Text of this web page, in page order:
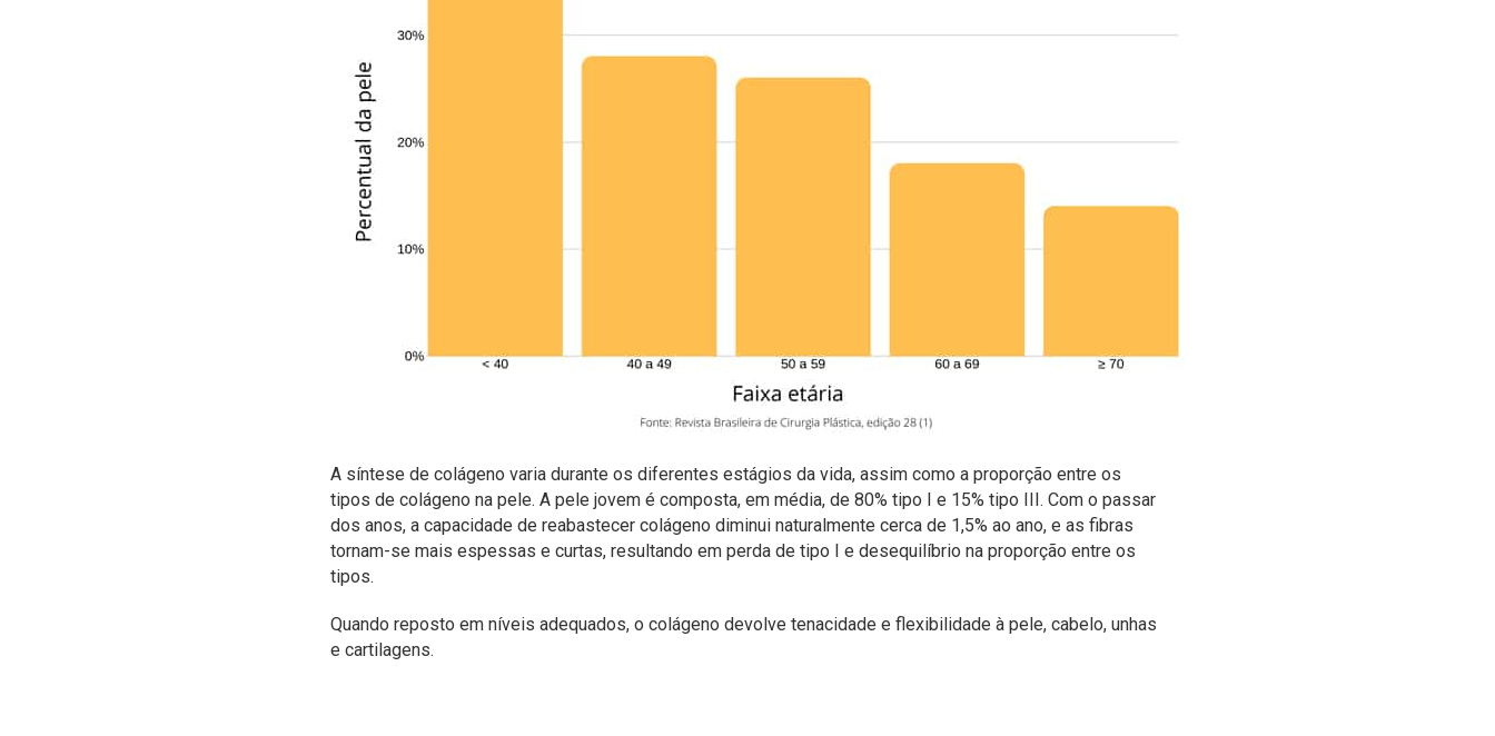
A síntese de colágeno varia durante os diferentes estágios da vida, assim como a proporção entre os
tipos de colágeno na pele. A pele jovem é composta, em média, de 80% tipo I e 15% tipo III. Com o passar
dos anos, a capacidade de reabastecer colágeno diminui naturalmente cerca de 1,5% ao ano, e as fibras
tornam-se mais espessas e curtas, resultando em perda de tipo I e desequilíbrio na proporção entre os
tipos.
Quando reposto em níveis adequados, o colágeno devolve tenacidade e flexibilidade à pele, cabelo, unhas
e cartilagens.